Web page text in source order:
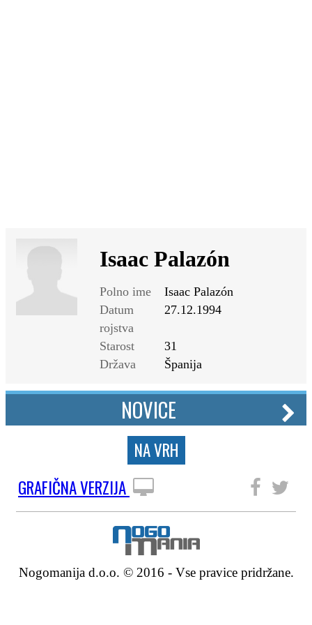
Isaac Palazón
Polno ime
Isaac Palazón
Datum
rojstva
27.12.1994
Starost
31
Država
Španija
NOVICE
NA VRH
GRAFIČNA VERZIJA
Nogomanija d.o.o. © 2016 - Vse pravice pridržane.